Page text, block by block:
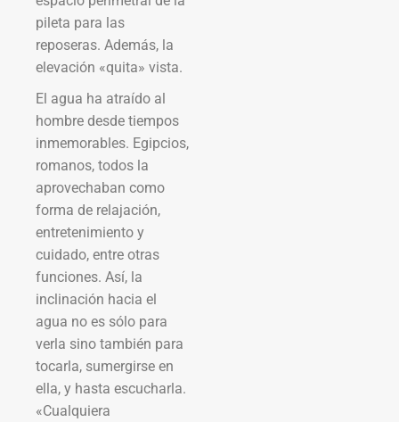
pileta para las
reposeras. Además, la
elevación «quita» vista.
El agua ha atraído al
hombre desde tiempos
inmemorables. Egipcios,
romanos, todos la
aprovechaban como
forma de relajación,
entretenimiento y
cuidado, entre otras
funciones. Así, la
inclinación hacia el
agua no es sólo para
verla sino también para
tocarla, sumergirse en
ella, y hasta escucharla.
«Cualquiera